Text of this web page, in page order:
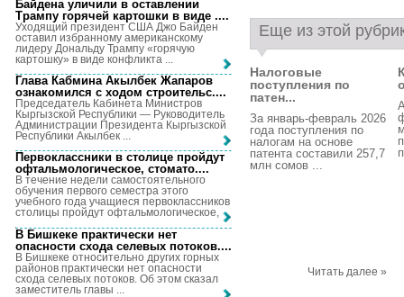
Еще из этой
Налоговые
поступления по
патен...
За январь-февраль 2026
года поступления по
налогам на основе
патента составили 257,7
млн сомов ...
Читать далее »
Байдена уличили в оставлении
Трампу горячей картошки в виде ....
Уходящий президент США Джо Байден
оставил избранному американскому
лидеру Дональду Трампу «горячую
картошку» в виде конфликта ...
Глава Кабмина Акылбек Жапаров
ознакомился с ходом строительс....
Председатель Кабинета Министров
Кыргызской Республики — Руководитель
Администрации Президента Кыргызской
Республики Акылбек ...
Первоклассники в столице пройдут
офтальмологическое, стомато....
В течение недели самостоятельного
обучения первого семестра этого
учебного года учащиеся первоклассников
столицы пройдут офтальмологическое, ...
В Бишкеке практически нет
опасности схода селевых потоков....
В Бишкеке относительно других горных
районов практически нет опасности
схода селевых потоков. Об этом сказал
заместитель главы ...